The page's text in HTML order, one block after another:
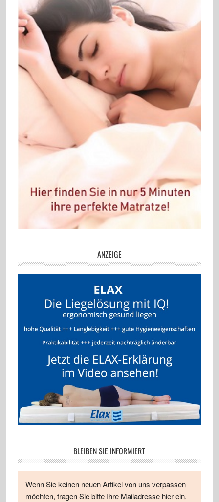
ANZEIGE
BLEIBEN SIE INFORMIERT
Wenn Sie keinen neuen Artikel von uns verpassen
möchten, tragen Sie bitte Ihre Mailadresse hier ein.